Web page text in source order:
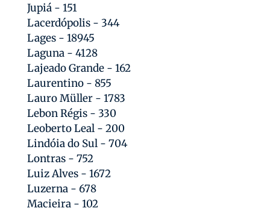
Jupiá - 151
Lacerdópolis - 344
Lages - 18945
Laguna - 4128
Lajeado Grande - 162
Laurentino - 855
Lauro Müller - 1783
Lebon Régis - 330
Leoberto Leal - 200
Lindóia do Sul - 704
Lontras - 752
Luiz Alves - 1672
Luzerna - 678
Macieira - 102